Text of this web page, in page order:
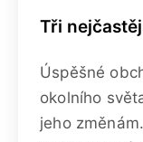
Tři
Úspěšné
okolního
jeho